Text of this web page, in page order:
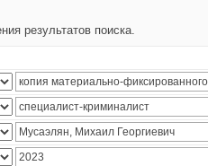
результатов поиска.